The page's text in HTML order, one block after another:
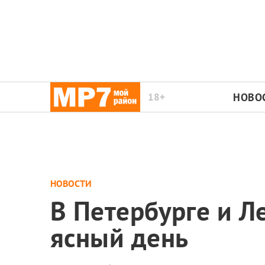
18+
НОВОСТИ
В Петербурге и
ясный день